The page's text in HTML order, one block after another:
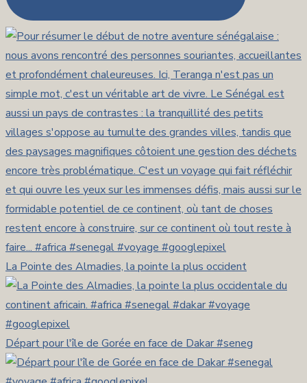
La Pointe des Almadies, la pointe la plus occident
Départ pour l'île de Gorée en face de Dakar #seneg